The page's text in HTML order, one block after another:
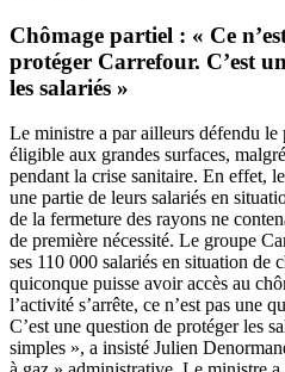
Chômage partiel : « Ce
protéger Carrefour. C’est
les salariés »
Le ministre a par ailleurs défendu le
éligible aux grandes surfaces,
pendant la crise sanitaire. En effet,
une partie de leurs salariés en
de la fermeture des rayons ne
de première nécessité. Le groupe
ses 110 000 salariés en situation de
quiconque puisse avoir accès au
l’activité s’arrête, ce n’est pas une
C’est une question de protéger les
simples », a insisté Julien